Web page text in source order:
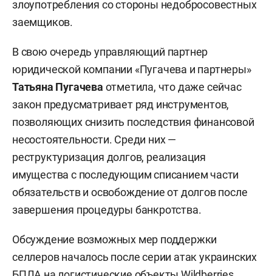
злоупотребления со стороны недобросовестных
заемщиков.
В свою очередь управляющий партнер
юридической компании «Пугачева и партнеры»
Татьяна Пугачева отметила, что даже сейчас
закон предусматривает ряд инструментов,
позволяющих снизить последствия финансовой
несостоятельности. Среди них —
реструктуризация долгов, реализация
имущества с последующим списанием части
обязательств и освобождение от долгов после
завершения процедуры банкротства.
Обсуждение возможных мер поддержки
селлеров началось после серии атак украинских